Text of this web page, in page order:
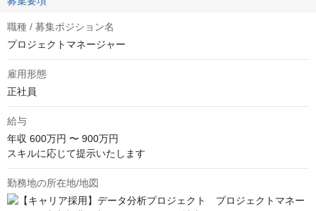
職種 / 募集ポジション名
プロジェクトマネージャー
雇用形態
正社員
給与
年収 600万円 〜 900万円
スキルに応じて提示いたします
勤務地の所在地/地図